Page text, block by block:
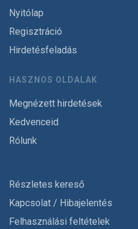
Nyitólap
Regisztráció
Hirdetésfeladás
HASZNOS OLDALAK
Megnézett hirdetések
Kedvenceid
Rólunk
Részletes kereső
Kapcsolat / Hibajelentés
Felhasználási feltételek